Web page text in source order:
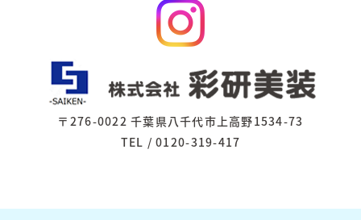
〒276-0022 千葉県八千代市上高野1534-73
TEL / 0120-319-417